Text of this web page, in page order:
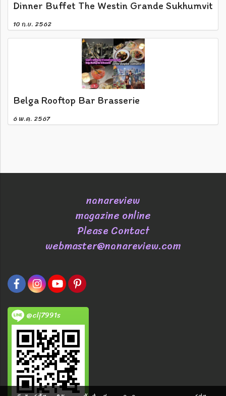
Dinner Buffet The Westin Grande Sukhumvit
10 ก.ย. 2562
Belga Rooftop Bar Brasserie
6 พ.ค. 2567
nanareview
magazine online
Please Contact
webmaster@nanareview.com
@clj7991s